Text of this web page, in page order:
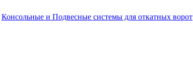
Консольные и Подвесные системы для откатных ворот